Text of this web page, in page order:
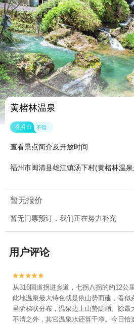
黄楮林温泉
4.4 分 不错
查看景点简介及开放时间
福州市闽清县雄江镇汤下村(黄楮林温
暂无报价
暂无门票预订，我们正在努力补充
用户评论


从316国道拐进乡道，七拐八拐的约12公
此地温泉最大特色就是依山势而建，看似
呈阶梯状分布，温泉边上山势陡峭。除最
不清之外，其它温泉水还算干净。今日恰
